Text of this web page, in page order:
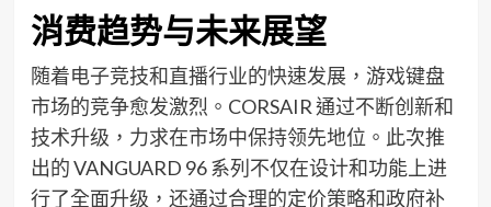
消费趋势与未来展望
随着电子竞技和直播行业的快速发展，游戏键盘
市场的竞争愈发激烈。CORSAIR 通过不断创新和
技术升级，力求在市场中保持领先地位。此次推
出的 VANGUARD 96 系列不仅在设计和功能上进
行了全面升级，还通过合理的定价策略和政府补